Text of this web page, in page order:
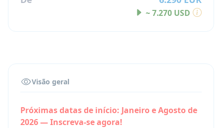
~ 7.270 USD
Visão geral
Próximas datas de início: Janeiro e Agosto de
2026 — Inscreva-se agora!